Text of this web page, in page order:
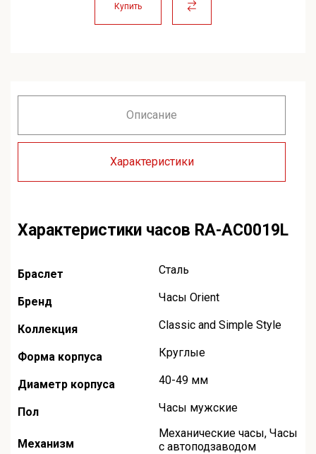
Купить
Описание
Характеристики
Характеристики часов RA-AC0019L
Браслет Сталь
Бренд Часы Orient
Коллекция Classic and Simple Style
Форма корпуса Круглые
Диаметр корпуса 40-49 мм
Пол Часы мужские
Механизм
Механические часы, Часы
с автоподзаводом